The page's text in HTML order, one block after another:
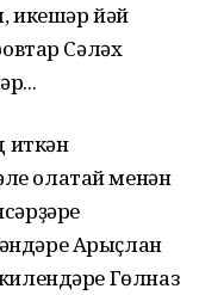
икешәр йәй
Сәләх
иткән
олатай менән
Арыҫлан
Гөлназ